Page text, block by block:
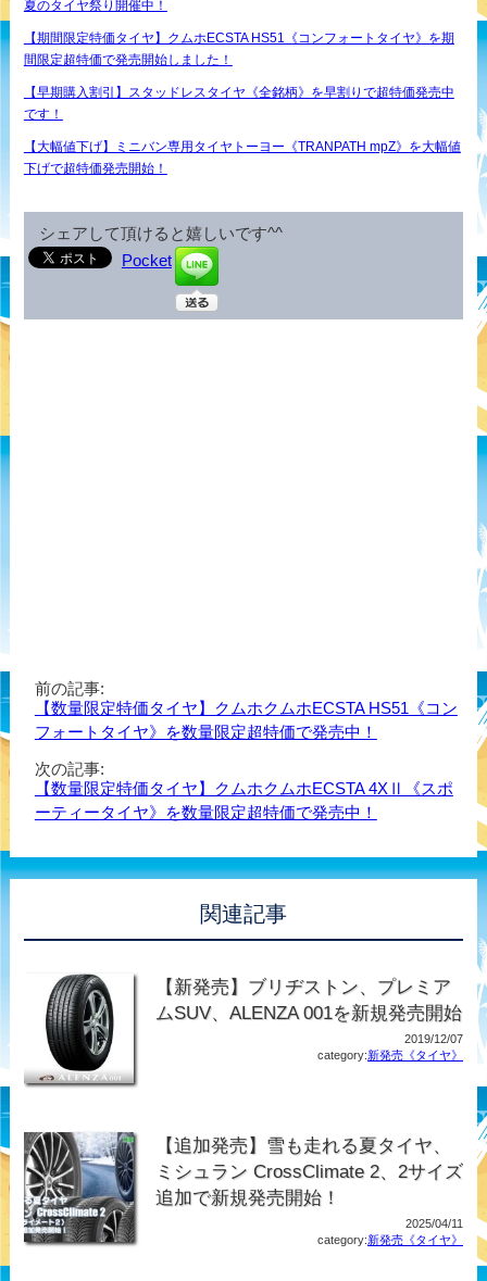
夏のタイヤ祭り開催中！
【期間限定特価タイヤ】クムホECSTA HS51《コンフォートタイヤ》を期
間限定超特価で発売開始しました！
【早期購入割引】スタッドレスタイヤ《全銘柄》を早割りで超特価発売中
です！
【大幅値下げ】ミニバン専用タイヤトーヨー《TRANPATH mpZ》を大幅値
下げで超特価発売開始！
シェアして頂けると嬉しいです^^
Pocket
前の記事:
【数量限定特価タイヤ】クムホクムホECSTA HS51《コン
フォートタイヤ》を数量限定超特価で発売中！
次の記事:
【数量限定特価タイヤ】クムホクムホECSTA 4XⅡ《スポ
ーティータイヤ》を数量限定超特価で発売中！
関連記事
【新発売】ブリヂストン、プレミア
ムSUV、ALENZA 001を新規発売開始
2019/12/07
category:新発売《タイヤ》
【追加発売】雪も走れる夏タイヤ、
ミシュラン CrossClimate 2、2サイズ
追加で新規発売開始！
2025/04/11
category:新発売《タイヤ》